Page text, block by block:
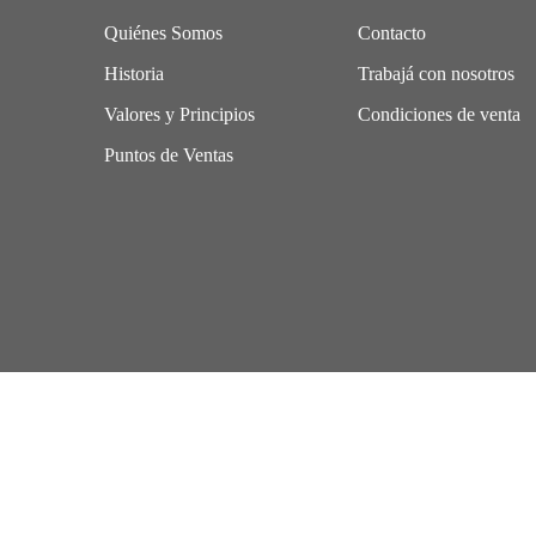
Quiénes Somos
Historia
Valores y Principios
Puntos de Ventas
Contacto
Trabajá con nosotros
Condiciones de venta